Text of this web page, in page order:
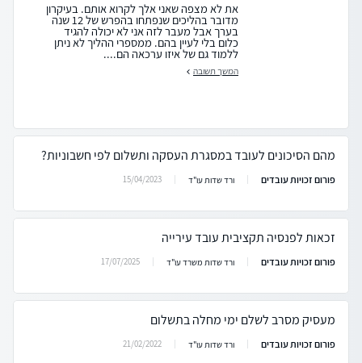
את לא מצפה שאני אלך לקרוא אותם. בעיקרון
מדובר בהליכים שנפתחו בהפרש של 12 שנה
בערך אבל מעבר לזה אני לא יכולה להגיד
כלום בלי לעיין בהם. ממספרי ההליך לא ניתן
ללמוד גם של איזו ערכאה הם....
המשך תשובה
מהם הסיכונים לעובד במסגרת העסקה ותשלום לפי חשבוניות?
פורום זכויות עובדים ורד שדות עו"ד 15/04/2023
זכאות לפנסיה תקציבית עובד עירייה
פורום זכויות עובדים ורד שדות משרד עו"ד 17/07/2025
מעסיק מסרב לשלם ימי מחלה בתשלום
פורום זכויות עובדים ורד שדות עו"ד 21/02/2022